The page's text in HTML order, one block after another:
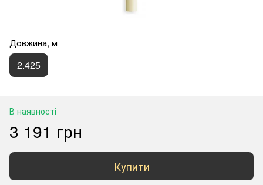
Довжина, м
2.425
В наявності
3 191 грн
Купити